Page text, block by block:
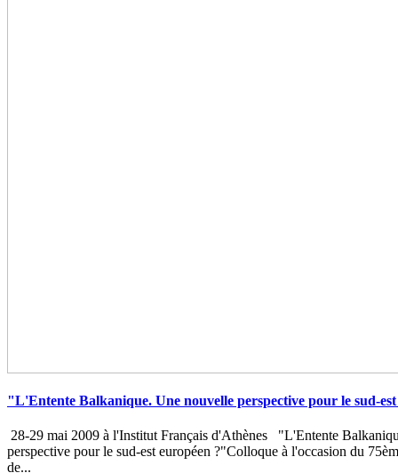
"L'Entente Balkanique. Une nouvelle perspective pour le sud-
28-29 mai 2009 à l'Institut Français d'Athènes "L'Entente
perspective pour le sud-est européen ?"Colloque à l'occasion du
de...